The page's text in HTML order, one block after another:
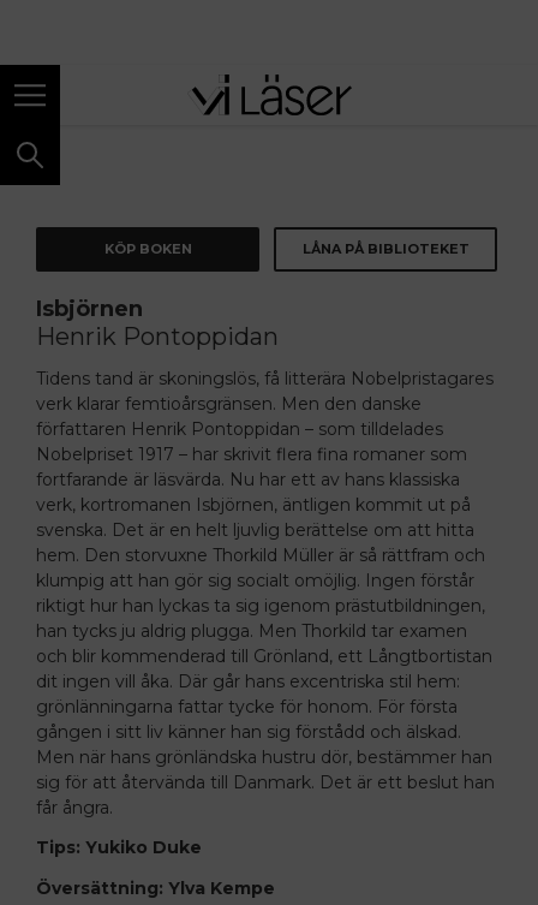
KÖP BOKEN LÅNA PÅ BIBLIOTEKET
Isbjörnen
Henrik Pontoppidan
Tidens tand är skoningslös, få litterära Nobelpristagares
verk klarar femtioårsgränsen. Men den danske
författaren Henrik Pontoppidan – som tilldelades
Nobelpriset 1917 – har skrivit flera fina romaner som
fortfarande är läsvärda. Nu har ett av hans klassiska
verk, kortromanen Isbjörnen, äntligen kommit ut på
svenska. Det är en helt ljuvlig berättelse om att hitta
hem. Den storvuxne Thorkild Müller är så rättfram och
klumpig att han gör sig socialt omöjlig. Ingen förstår
riktigt hur han lyckas ta sig igenom prästutbildningen,
han tycks ju aldrig plugga. Men Thorkild tar examen
och blir kommenderad till Grönland, ett Långtbortistan
dit ingen vill åka. Där går hans excentriska stil hem:
grönlänningarna fattar tycke för honom. För första
gången i sitt liv känner han sig förstådd och älskad.
Men när hans grönländska hustru dör, bestämmer han
sig för att återvända till Danmark. Det är ett beslut han
får ångra.
Tips: Yukiko Duke
Översättning: Ylva Kempe